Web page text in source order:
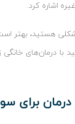
اشاره کرد.
هستید، بهتر
درمان‌های خانگی
برای